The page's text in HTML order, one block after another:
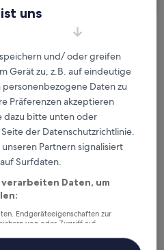
bei
für jede
für Mitglieder
diese Daten
uns
und/ oder greifen
Gerät zu, z.B. auf eindeutige
Daten zu
Präferenzen akzeptieren
dazu bitte unten oder
der Datenschutzrichtlinie.
Partnern signalisiert
Surfdaten.
Daten, um
Endgeräteeigenschaften zur
von oder Zugriff auf
und der Performance von Inhalten,